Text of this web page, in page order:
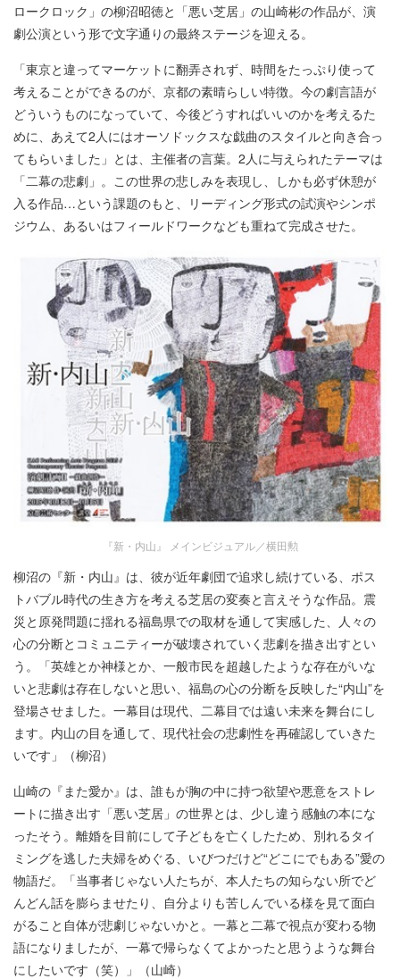
ロークロック」の柳沼昭徳と「悪い芝居」の山崎彬の作品が、演
劇公演という形で文字通りの最終ステージを迎える。
「東京と違ってマーケットに翻弄されず、時間をたっぷり使って
考えることができるのが、京都の素晴らしい特徴。今の劇言語が
どういうものになっていて、今後どうすればいいのかを考えるた
めに、あえて2人にはオーソドックスな戯曲のスタイルと向き合っ
てもらいました」とは、主催者の言葉。2人に与えられたテーマは
「二幕の悲劇」。この世界の悲しみを表現し、しかも必ず休憩が
入る作品…という課題のもと、リーディング形式の試演やシンポ
ジウム、あるいはフィールドワークなども重ねて完成させた。
『新・内山』 メインビジュアル／横田勲
柳沼の『新・内山』は、彼が近年劇団で追求し続けている、ポス
トバブル時代の生き方を考える芝居の変奏と言えそうな作品。震
災と原発問題に揺れる福島県での取材を通して実感した、人々の
心の分断とコミュニティーが破壊されていく悲劇を描き出すとい
う。「英雄とか神様とか、一般市民を超越したような存在がいな
いと悲劇は存在しないと思い、福島の心の分断を反映した“内山”を
登場させました。一幕目は現代、二幕目では遠い未来を舞台にし
ます。内山の目を通して、現代社会の悲劇性を再確認していきた
いです」（柳沼）
山崎の『また愛か』は、誰もが胸の中に持つ欲望や悪意をストレ
ートに描き出す「悪い芝居」の世界とは、少し違う感触の本にな
ったそう。離婚を目前にして子どもを亡くしたため、別れるタイ
ミングを逃した夫婦をめぐる、いびつだけど“どこにでもある”愛の
物語だ。「当事者じゃない人たちが、本人たちの知らない所でど
んどん話を膨らませたり、自分よりも苦しんでいる様を見て面白
がること自体が悲劇じゃないかと。一幕と二幕で視点が変わる物
語になりましたが、一幕で帰らなくてよかったと思うような舞台
にしたいです（笑）」（山崎）